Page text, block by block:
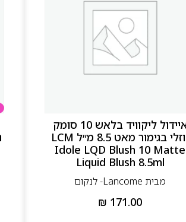
איידול ליקוויד בלאש 10 סומק
נוזלי בגימור מאט 8.5 מ״ל LCM
Idole LQD Blush 10 Matte
Liquid Blush 8.5ml
מבית Lancome- לנקום
₪ 171.00